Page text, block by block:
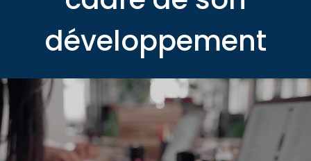
développement